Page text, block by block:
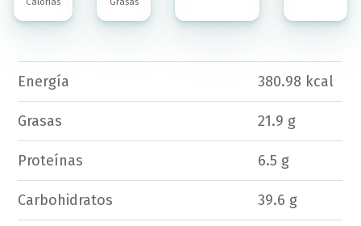
Energía 380.98 kcal
Grasas 21.9 g
Proteínas 6.5 g
Carbohidratos 39.6 g